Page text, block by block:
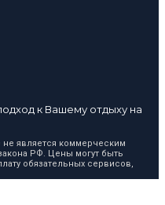
к Вашему отдыху на
является коммерческим
РФ. Цены могут быть
обязательных сервисов,